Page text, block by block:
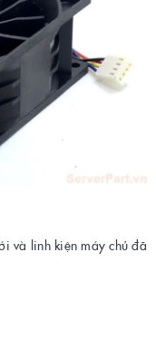
và linh kiện máy chủ đã